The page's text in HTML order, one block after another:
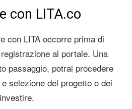
con LITA.co
con LITA occorre prima di
al portale. Una
passaggio, potrai procedere
selezione del progetto o dei